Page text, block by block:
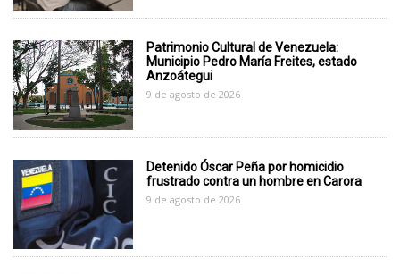
Patrimonio Cultural de Venezuela:
Municipio Pedro María Freites, estado
Anzoátegui
9 de agosto de 2026
Detenido Óscar Peña por homicidio
frustrado contra un hombre en Carora
9 de agosto de 2026